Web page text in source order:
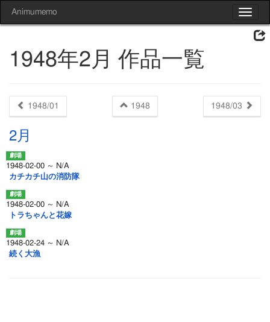
Toggle
Animumemo
1948年2月 作品一覧
1948/01 1948 1948/03
2月
1948-02-00 ～ N/A
カチカチ山の消防隊
1948-02-00 ～ N/A
トラちゃんと花嫁
1948-02-24 ～ N/A
続く大漁